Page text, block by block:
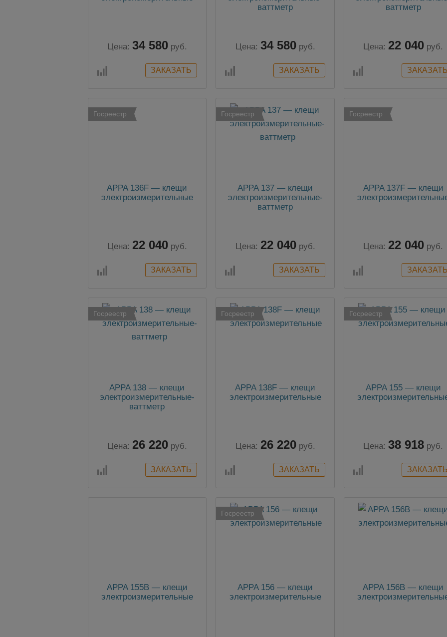
Цена: 34 580 руб.
ваттметр
Цена: 34 580 руб.
ваттметр
Цена: 22 040 руб.
Госреестр
APPA 136F — клещи
электроизмерительные
Цена: 22 040 руб.
Госреестр
APPA 137 — клещи
электроизмерительные-
ваттметр
Цена: 22 040 руб.
Госреестр
APPA 137F — клещи
Цена: 22 040 руб.
Госреестр
APPA 138 — клещи
электроизмерительные-
ваттметр
Цена: 26 220 руб.
Госреестр
APPA 138F — клещи
электроизмерительные
Цена: 26 220 руб.
Госреестр
APPA 155 — клещи
Цена: 38 918 руб.
APPA 155В — клещи
электроизмерительные
Госреестр
APPA 156 — клещи
электроизмерительные
APPA 156В — клещи